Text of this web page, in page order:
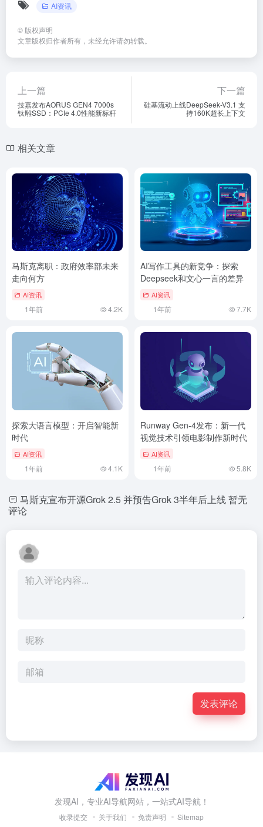
AI资讯
© 版权声明
文章版权归作者所有，未经允许请勿转载。
上一篇
技嘉发布AORUS GEN4 7000s
钛雕SSD：PCIe 4.0性能新标杆
下一篇
硅基流动上线DeepSeek-V3.1 支
持160K超长上下文
相关文章
马斯克离职：政府效率部未来
走向何方
AI资讯
1年前 4.2K
AI写作工具的新竞争：探索
Deepseek和文心一言的差异
AI资讯
1年前 7.7K
探索大语言模型：开启智能新
时代
AI资讯
1年前 4.1K
Runway Gen-4发布：新一代
视觉技术引领电影制作新时代
AI资讯
1年前 5.8K
马斯克宣布开源Grok 2.5 并预告Grok 3半年后上线暂无
评论
发表评论
发现AI，专业AI导航网站，一站式AI导航！
收录提交 关于我们 免责声明 Sitemap